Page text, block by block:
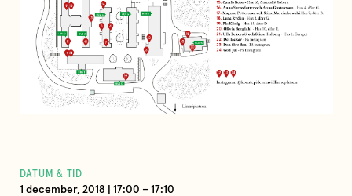
DATUM & TID
1 december, 2018 | 17:00 – 17:10